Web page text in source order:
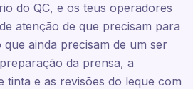
do QC, e os teus operadores
atenção de que precisam para
ainda precisam de um ser
da prensa, a
tinta e as revisões do leque com